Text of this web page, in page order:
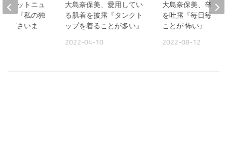
大島奈保美、愛用してい
る肌着を披露『タンクト
ップを着ることが多い』
2022-04-10
大島奈保美、辛い
を吐露『毎日毎日
ことが 怖い』
2022-08-12
、ネットニュ
宣言『私の独
下さいま